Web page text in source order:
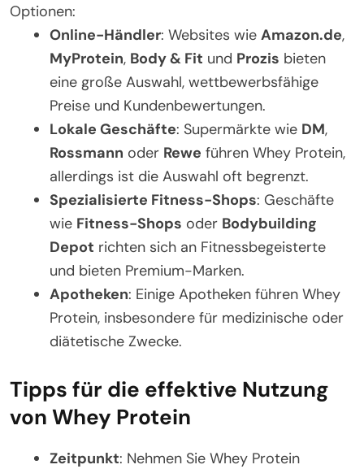
Optionen:
Online-Händler: Websites wie Amazon.de,
MyProtein, Body & Fit und Prozis bieten
eine große Auswahl, wettbewerbsfähige
Preise und Kundenbewertungen.
Lokale Geschäfte: Supermärkte wie DM,
Rossmann oder Rewe führen Whey Protein,
allerdings ist die Auswahl oft begrenzt.
Spezialisierte Fitness-Shops: Geschäfte
wie Fitness-Shops oder Bodybuilding
Depot richten sich an Fitnessbegeisterte
und bieten Premium-Marken.
Apotheken: Einige Apotheken führen Whey
Protein, insbesondere für medizinische oder
diätetische Zwecke.
Tipps für die effektive Nutzung
von Whey Protein
Zeitpunkt: Nehmen Sie Whey Protein